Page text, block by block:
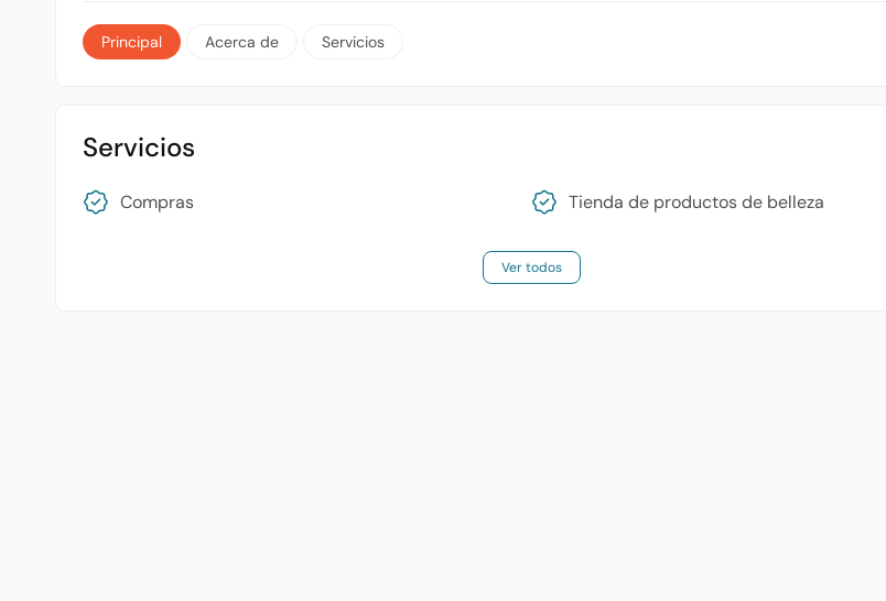
Principal Acerca de Servicios
Servicios
Compras Tienda de productos de belleza
Ver todos